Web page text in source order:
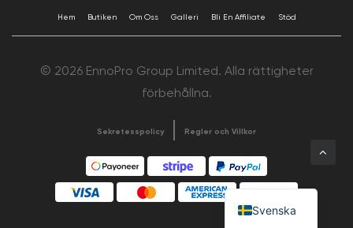
Hem Butiken Om Oss Galleri Bli En Affiliate Stöd
© 2026 EnnoPro Group Limited. Alla rättigheter
förbehållna.
Sekretesspolicy Regler och Villkor
Svenska